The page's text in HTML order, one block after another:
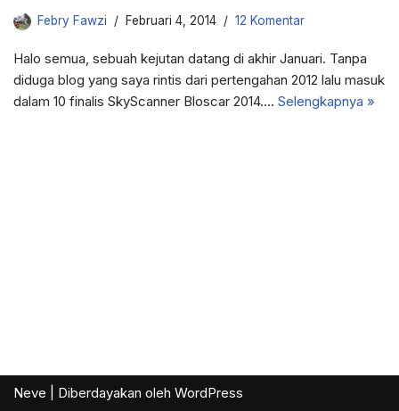
Febry Fawzi Februari 4, 2014 12 Komentar
Halo semua, sebuah kejutan datang di akhir Januari. Tanpa
diduga blog yang saya rintis dari pertengahan 2012 lalu masuk
dalam 10 finalis SkyScanner Bloscar 2014.… Selengkapnya »
Neve | Diberdayakan oleh WordPress